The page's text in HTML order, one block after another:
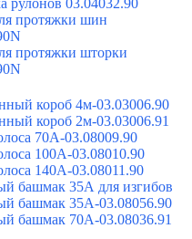
рулонов 03.04032.90
протяжки шин
протяжки шторки
короб 4м-03.03006.90
короб 2м-03.03006.91
70А-03.08009.90
100А-03.08010.90
140А-03.08011.90
башмак 35А для изгибов
башмак 35А-03.08056.90
башмак 70А-03.08036.91